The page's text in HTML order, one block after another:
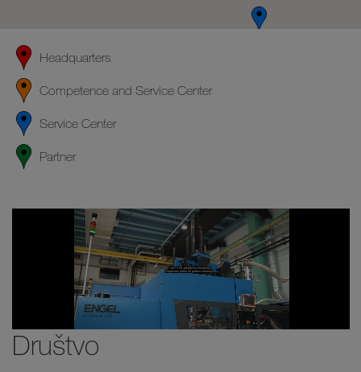
Headquarters
Competence and Service Center
Service Center
Partner
Društvo